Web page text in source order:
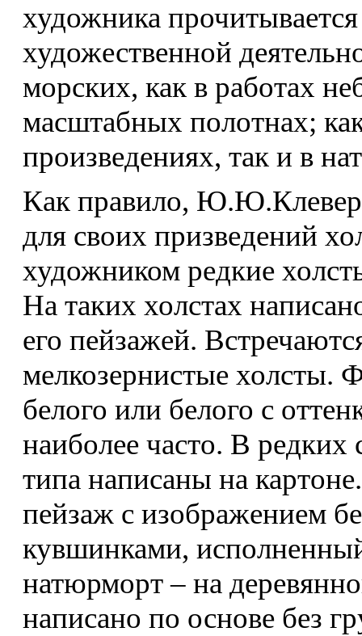
художника
художественной
морских, как в работах
масштабных полотнах;
произведениях, так и в
Как правило, Ю.Ю.Клевер
для своих призведений
художником редкие
На таких холстах
его пейзажей.
мелкозернистые холсты.
белого или белого с
наиболее часто. В редких
типа написаны на
пейзаж с изображением
кувшинками,
натюрморт – на
написано по основе без